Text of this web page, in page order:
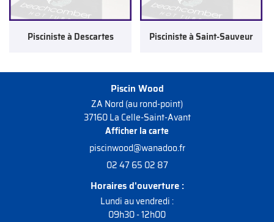
Pisciniste à Descartes Pisciniste à Saint-Sauveur
Piscin Wood
ZA Nord (au rond-point)
37160 La Celle-Saint-Avant
Afficher la carte
02 47 65 02 87
Horaires d'ouverture :
Lundi au vendredi :
09h30 - 12h00